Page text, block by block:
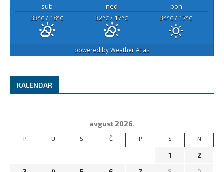
sub ned
pon
33°C / 18°C 32°C / 17°C 34°C / 17°C
powered byWeather Atlas
KALENDAR
avgust 2026.
P U S Č P S N
1 2